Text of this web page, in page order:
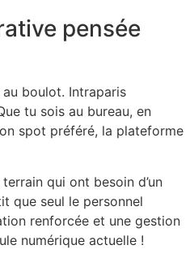
pensée
au boulot. Intraparis
tu sois au bureau, en
spot préféré, la plateforme
qui ont besoin d’un
que seul le personnel
renforcée et une gestion
numérique actuelle !